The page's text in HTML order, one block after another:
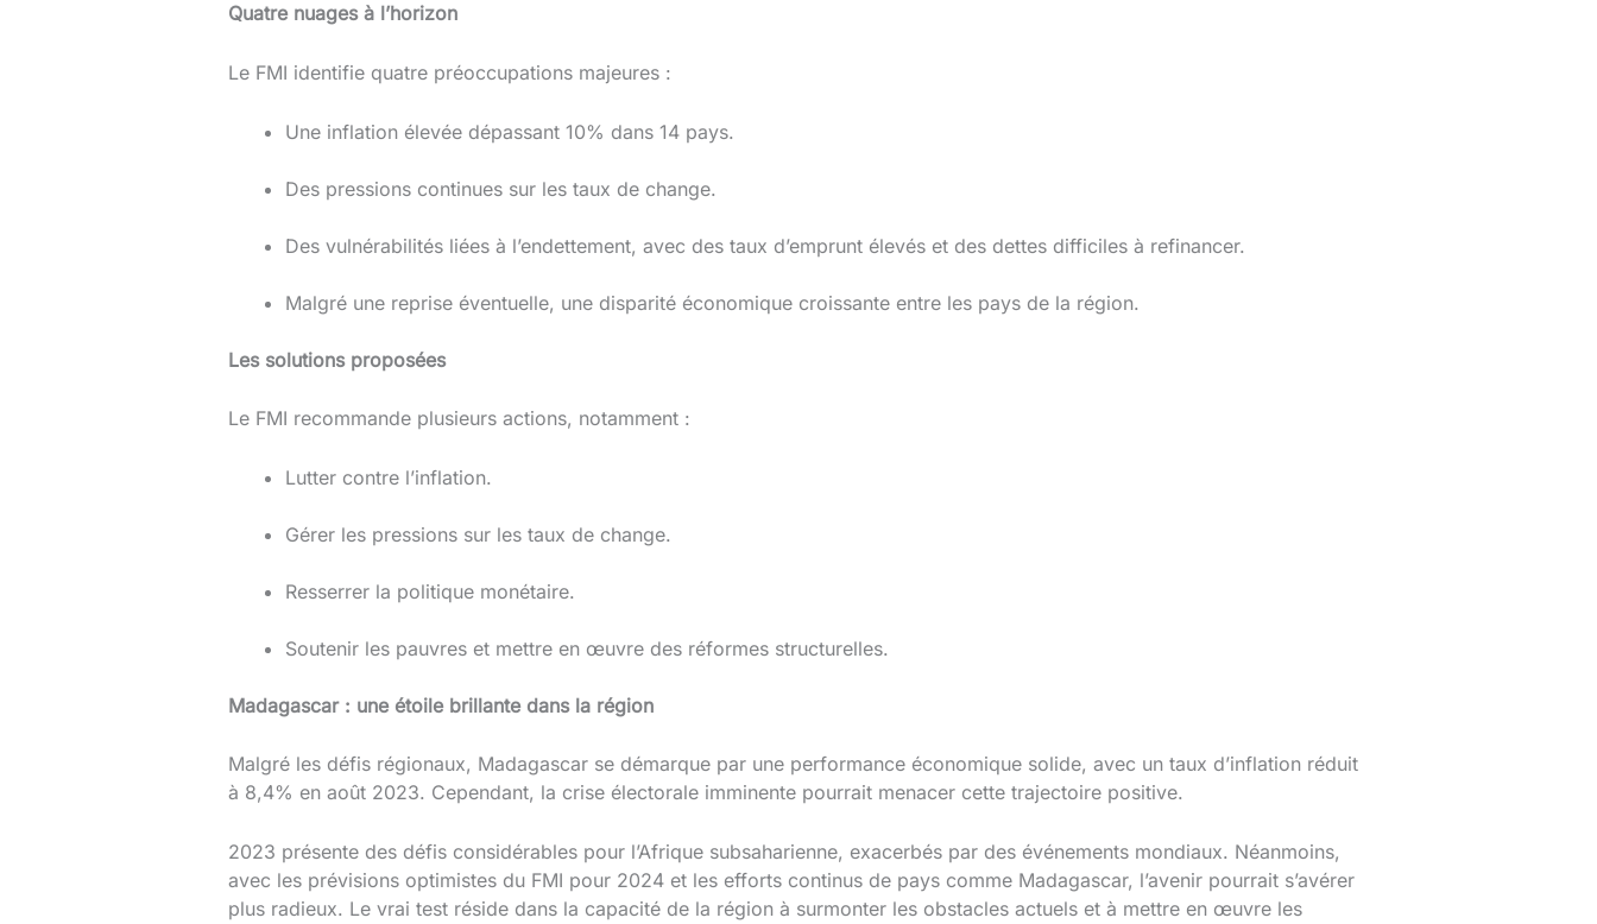
Quatre nuages à l’horizon
Le FMI identifie quatre préoccupations majeures :
Une inflation élevée dépassant 10% dans 14 pays.
Des pressions continues sur les taux de change.
Des vulnérabilités liées à l’endettement, avec des taux d’emprunt élevés et des dettes difficiles à refinancer.
Malgré une reprise éventuelle, une disparité économique croissante entre les pays de la région.
Les solutions proposées
Le FMI recommande plusieurs actions, notamment :
Lutter contre l’inflation.
Gérer les pressions sur les taux de change.
Resserrer la politique monétaire.
Soutenir les pauvres et mettre en œuvre des réformes structurelles.
Madagascar : une étoile brillante dans la région
Malgré les défis régionaux, Madagascar se démarque par une performance économique solide, avec un taux d’inflation réduit
à 8,4% en août 2023. Cependant, la crise électorale imminente pourrait menacer cette trajectoire positive.
2023 présente des défis considérables pour l’Afrique subsaharienne, exacerbés par des événements mondiaux. Néanmoins,
avec les prévisions optimistes du FMI pour 2024 et les efforts continus de pays comme Madagascar, l’avenir pourrait s’avérer
plus radieux. Le vrai test réside dans la capacité de la région à surmonter les obstacles actuels et à mettre en œuvre les